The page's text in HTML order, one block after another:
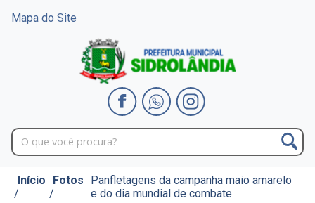
Mapa do Site
Início
/
Fotos
/
Panfletagens da campanha maio amarelo
e do dia mundial de combate